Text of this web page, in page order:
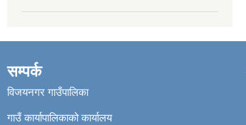
सम्पर्क
विजयनगर गाउँपालिका
गाउँ कार्यापालिकाको कार्यालय